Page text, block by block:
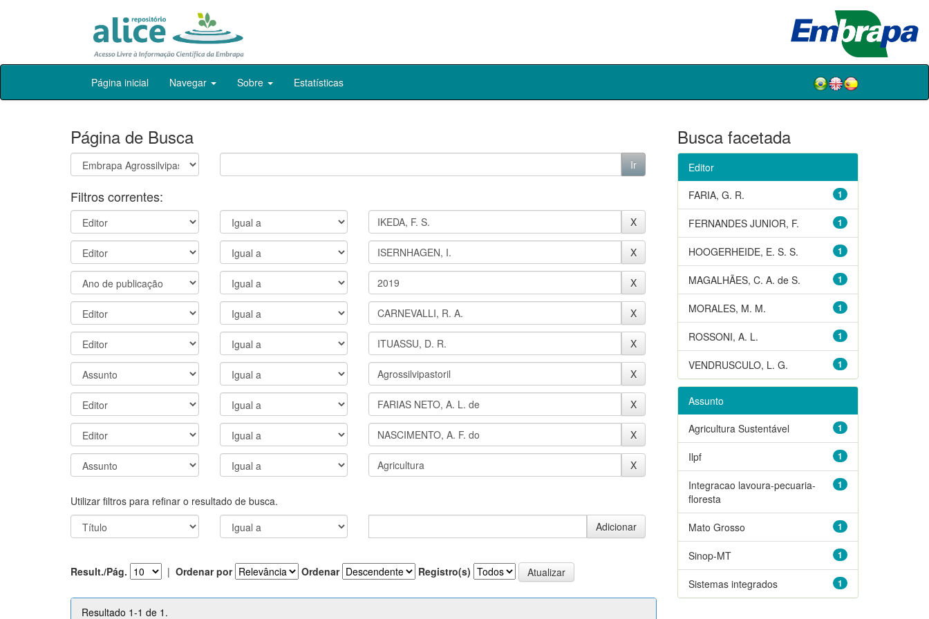
Skip
Página inicial Navegar Sobre Estatísticas
Página de Busca
Filtros correntes:
Utilizar filtros para refinar o resultado de busca.
Result./Pág. | Ordenar por Ordenar Registro(s)
Resultado 1-1 de 1.
Busca facetada
Editor
1
FARIA, G. R.
1
FERNANDES JUNIOR, F.
1
HOOGERHEIDE, E. S. S.
1
MAGALHÃES, C. A. de S.
1
MORALES, M. M.
1
ROSSONI, A. L.
1
VENDRUSCULO, L. G.
Assunto
1
Agricultura Sustentável
1
Ilpf
1
Integracao lavoura-pecuaria-
floresta
1
Mato Grosso
1
Sinop-MT
1
Sistemas integrados